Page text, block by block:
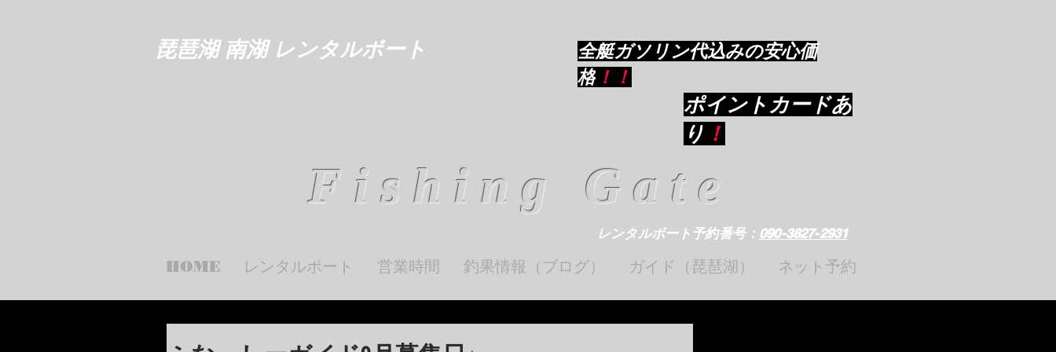
琵琶湖 南湖 レンタルボート
​全艇ガソリン代込みの安心価
格 ！！
ポイントカードあ
り ！
Fishing Gate
レンタルボート予約番号： 090-3827-2931
HOME レンタルボート 営業時間 釣果情報（ブログ） ガイド（琵琶湖） ネット予約